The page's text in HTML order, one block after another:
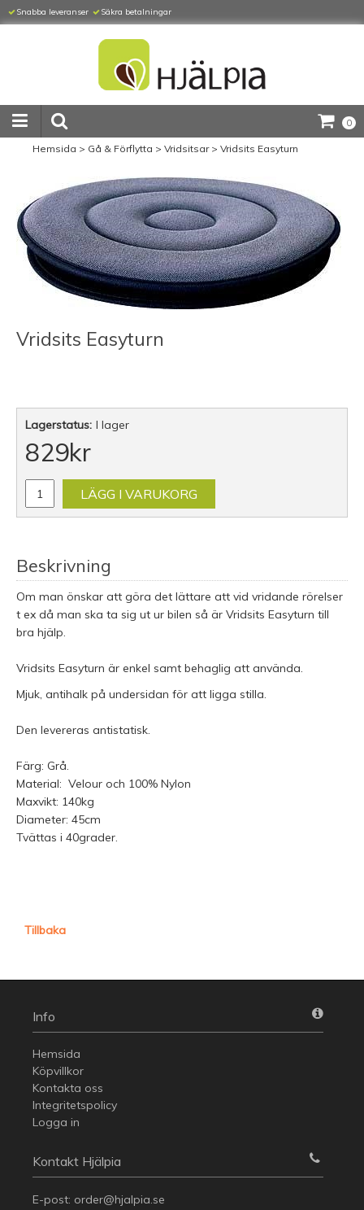
Snabba leveranser Säkra betalningar
0
Hemsida > Gå & Förflytta > Vridsitsar> Vridsits Easyturn
Vridsits Easyturn
Lagerstatus: I lager
829kr
LÄGG I VARUKORG
Beskrivning
Om man önskar att göra det lättare att vid vridande rörelser
t ex då man ska ta sig ut ur bilen så är Vridsits Easyturn till
bra hjälp.
Vridsits Easyturn är enkel samt behaglig att använda.
Mjuk, antihalk på undersidan för att ligga stilla.
Den levereras antistatisk.
Färg: Grå.
Material: Velour och 100% Nylon
Maxvikt: 140kg
Diameter: 45cm
Tvättas i 40grader.
Tillbaka
Info
Hemsida
Köpvillkor
Kontakta oss
Integritetspolicy
Logga in
Kontakt Hjälpia
E-post: order@hjalpia.se